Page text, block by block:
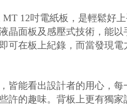
MT 12吋電紙板，是輕鬆好
晶面板及感壓式技術，能
可在板上紀錄，而當發現
皆能看出設計者的用心，
許的趣味。背板上更有獨